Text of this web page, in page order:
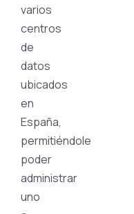
varios
centros
de
datos
ubicados
en
España,
permitiéndole
poder
administrar
uno